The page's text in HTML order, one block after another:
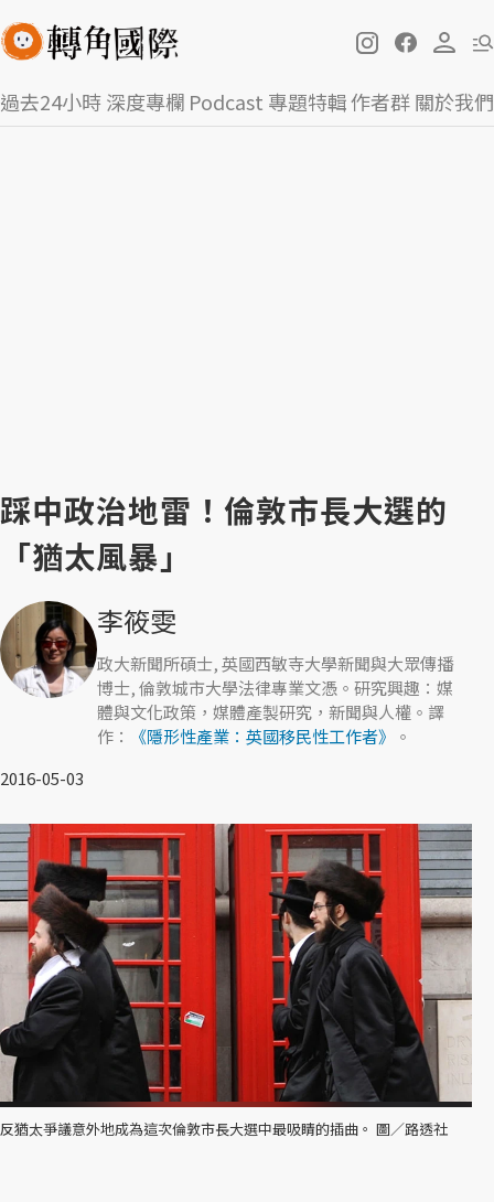
過去24小時深度專欄 Podcast 專題特輯作者群關於我們
踩中政治地雷！倫敦市長大選的
「猶太風暴」
李筱雯
政大新聞所碩士, 英國西敏寺大學新聞與大眾傳播
博士, 倫敦城市大學法律專業文憑。研究興趣：媒
體與文化政策，媒體產製研究，新聞與人權。譯
作：
《隱形性產業：英國移民性工作者》
。
2016-05-03
反猶太爭議意外地成為這次倫敦市長大選中最吸睛的插曲。 圖／路透社